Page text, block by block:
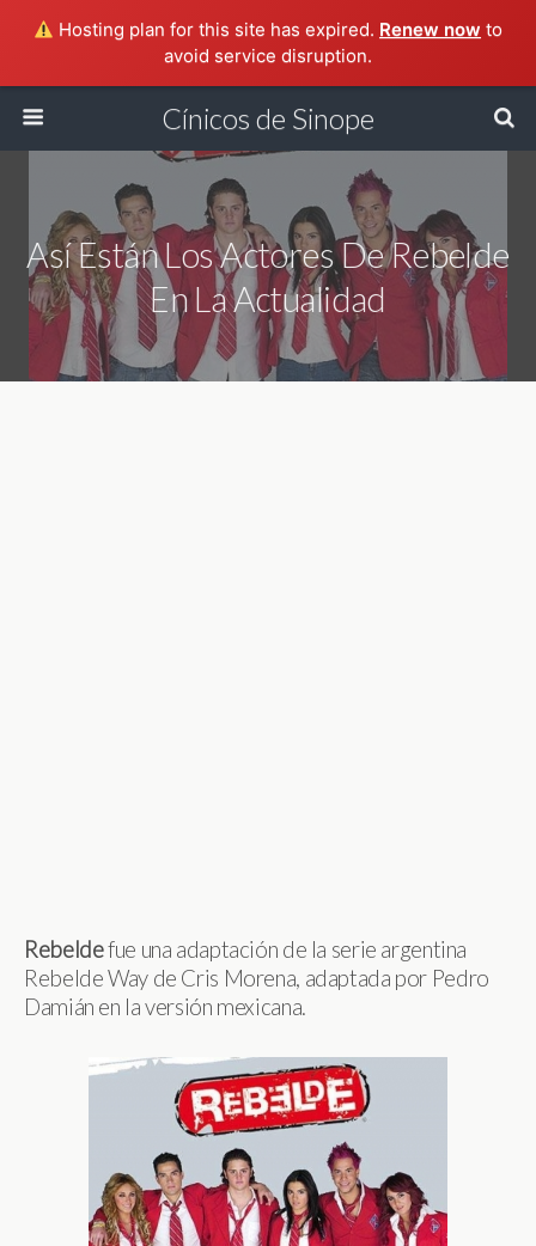
Hosting plan for this site has expired. Renew now to
avoid service disruption.
Cínicos de Sinope
Así Están Los Actores De Rebelde
En La Actualidad
Rebeldefue una adaptación de la serie argentina
Rebelde Way de Cris Morena, adaptada por Pedro
Damián en la versión mexicana.